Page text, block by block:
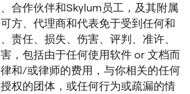
合作伙伴和Skylum员工，及其附属
方、代理商和代表免于受到任何和
责任、损失、伤害、评判、准许、
，包括由于任何使用软件 or 文档而
和/或律师的费用，与你相关的任何
权的团体，或任何行为或疏漏的情